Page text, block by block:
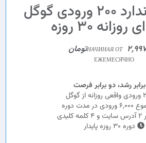
بسته استاندارد 200 ورودی گوگل
30 روزه
НАЧИНАЯ ОТ
ЕЖЕМЕСЯЧНО
رشد، دو برابر فرصت
در مدت دوره
دوره 30 روزه پایدار